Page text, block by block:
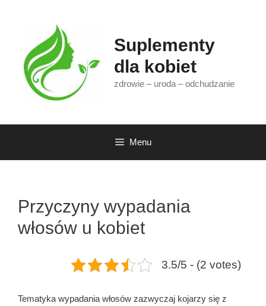
Suplementy
dla kobiet
zdrowie – uroda – odchudzanie
Menu
Przyczyny wypadania
włosów u kobiet
3.5/5 - (2 votes)
Tematyka wypadania włosów zazwyczaj kojarzy się z